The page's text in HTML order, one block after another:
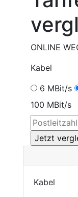
ONLINE
Kabel
6 MBit/s
100 MBit/s
Kabel